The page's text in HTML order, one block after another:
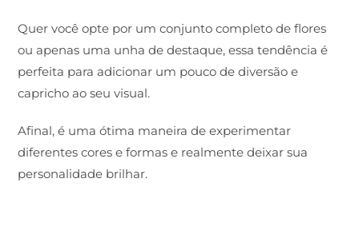
Quer você opte por um conjunto completo de flores
ou apenas uma unha de destaque, essa tendência é
perfeita para adicionar um pouco de diversão e
capricho ao seu visual.
Afinal, é uma ótima maneira de experimentar
diferentes cores e formas e realmente deixar sua
personalidade brilhar.